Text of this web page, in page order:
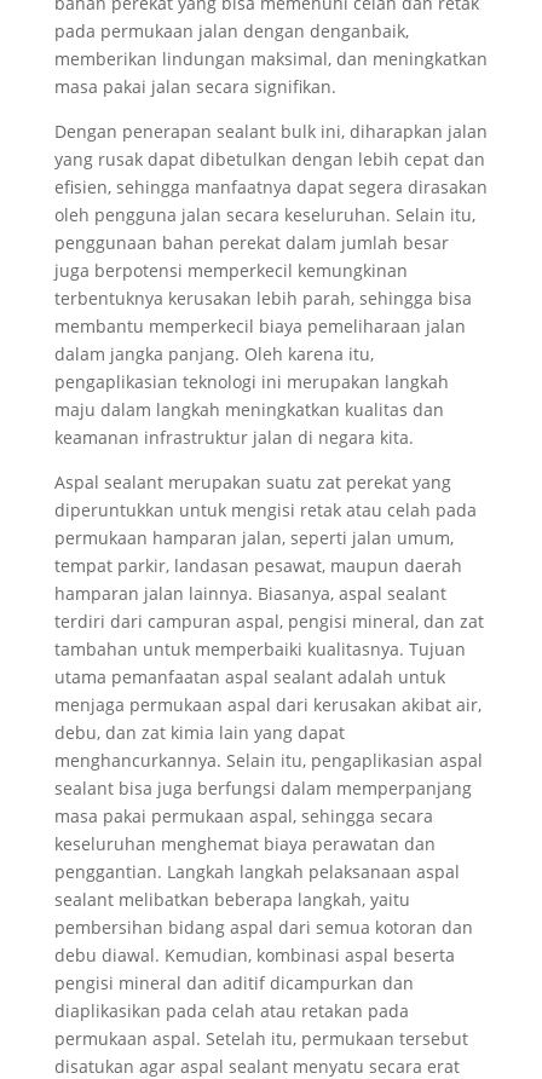
pada permukaan jalan dengan denganbaik,
memberikan lindungan maksimal, dan meningkatkan
masa pakai jalan secara signifikan.
Dengan penerapan sealant bulk ini, diharapkan jalan
yang rusak dapat dibetulkan dengan lebih cepat dan
efisien, sehingga manfaatnya dapat segera dirasakan
oleh pengguna jalan secara keseluruhan. Selain itu,
penggunaan bahan perekat dalam jumlah besar
juga berpotensi memperkecil kemungkinan
terbentuknya kerusakan lebih parah, sehingga bisa
membantu memperkecil biaya pemeliharaan jalan
dalam jangka panjang. Oleh karena itu,
pengaplikasian teknologi ini merupakan langkah
maju dalam langkah meningkatkan kualitas dan
keamanan infrastruktur jalan di negara kita.
Aspal sealant merupakan suatu zat perekat yang
diperuntukkan untuk mengisi retak atau celah pada
permukaan hamparan jalan, seperti jalan umum,
tempat parkir, landasan pesawat, maupun daerah
hamparan jalan lainnya. Biasanya, aspal sealant
terdiri dari campuran aspal, pengisi mineral, dan zat
tambahan untuk memperbaiki kualitasnya. Tujuan
utama pemanfaatan aspal sealant adalah untuk
menjaga permukaan aspal dari kerusakan akibat air,
debu, dan zat kimia lain yang dapat
menghancurkannya. Selain itu, pengaplikasian aspal
sealant bisa juga berfungsi dalam memperpanjang
masa pakai permukaan aspal, sehingga secara
keseluruhan menghemat biaya perawatan dan
penggantian. Langkah langkah pelaksanaan aspal
sealant melibatkan beberapa langkah, yaitu
pembersihan bidang aspal dari semua kotoran dan
debu diawal. Kemudian, kombinasi aspal beserta
pengisi mineral dan aditif dicampurkan dan
diaplikasikan pada celah atau retakan pada
permukaan aspal. Setelah itu, permukaan tersebut
disatukan agar aspal sealant menyatu secara erat